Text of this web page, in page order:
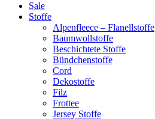
Sale
Stoffe
Alpenfleece – Flanellstoffe
Baumwollstoffe
Beschichtete Stoffe
Bündchenstoffe
Cord
Dekostoffe
Filz
Frottee
Jersey Stoffe